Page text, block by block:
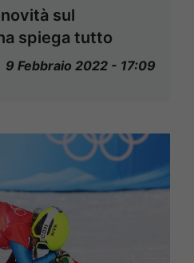
sul
spiega tutto
9 Febbraio 2022 - 17:09